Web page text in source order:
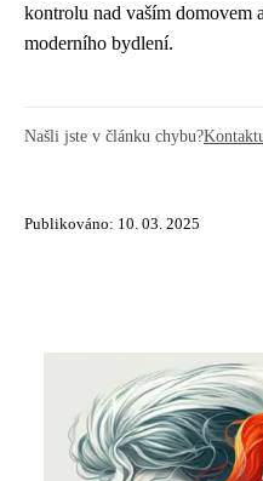
kontrolu nad vaším domovem
moderního bydlení.
Našli jste v článku chybu?
Publikováno: 10. 03. 2025